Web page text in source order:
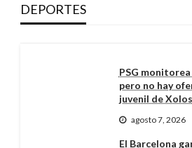
DEPORTES
PSG
pero no hay
juvenil de Xolos
agosto 7, 2026
El Barcelona